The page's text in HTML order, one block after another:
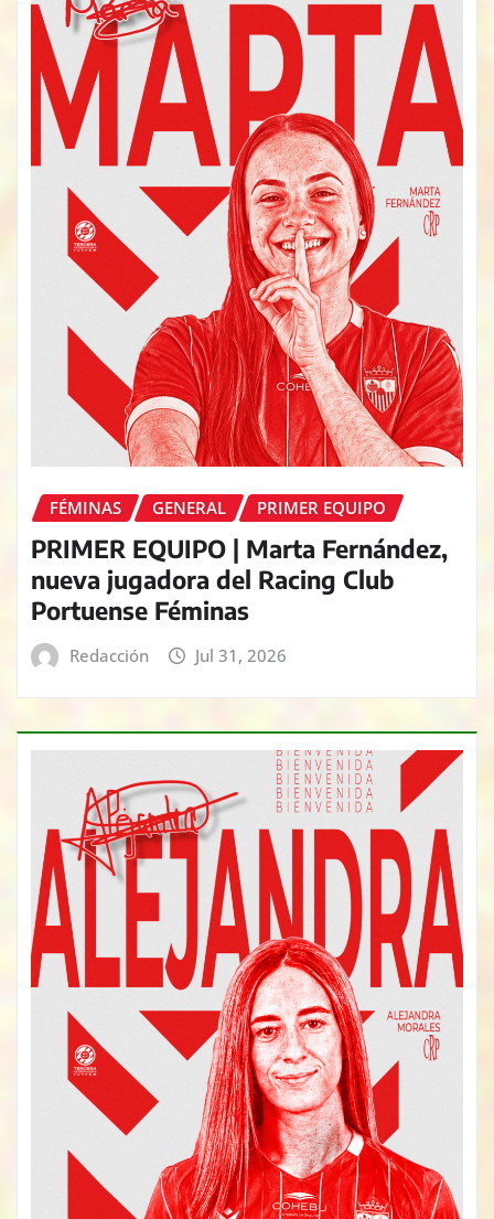
FÉMINAS GENERAL PRIMER EQUIPO
PRIMER EQUIPO | Marta Fernández,
nueva jugadora del Racing Club
Portuense Féminas
Redacción Jul 31, 2026